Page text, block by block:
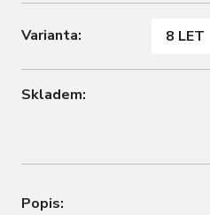
Varianta: 8 LET
Skladem:
Popis: